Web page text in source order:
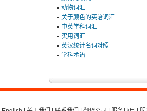
动物词汇
关于颜色的英语词汇
中英学科词汇
实用词汇
英汉统计名词对照
学科术语